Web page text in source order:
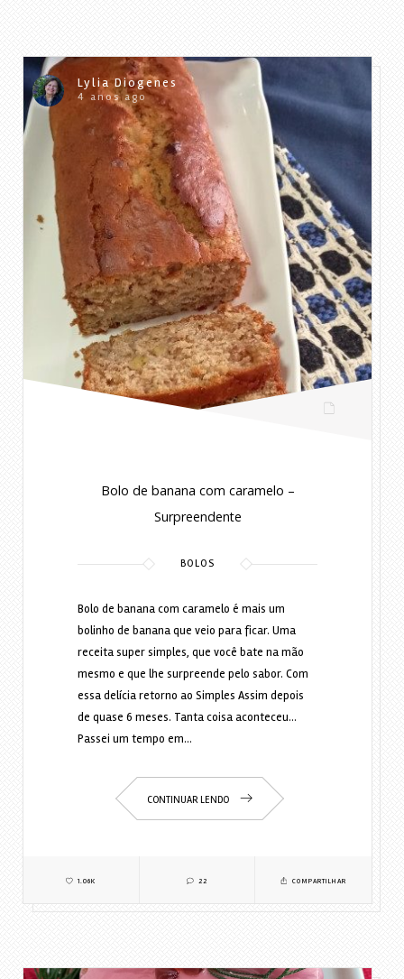
Lylia Diogenes
4 anos ago
Bolo de banana com caramelo –
Surpreendente
BOLOS
Bolo de banana com caramelo é mais um
bolinho de banana que veio para ficar. Uma
receita super simples, que você bate na mão
mesmo e que lhe surpreende pelo sabor. Com
essa delícia retorno ao Simples Assim depois
de quase 6 meses. Tanta coisa aconteceu…
Passei um tempo em…
CONTINUAR LENDO
1.06K 22 COMPARTILHAR